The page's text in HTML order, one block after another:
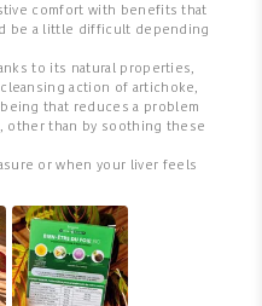
comfort with benefits that
be a little difficult depending
to its natural properties,
action of artichoke,
that reduces a problem
than by soothing these
or when your liver feels